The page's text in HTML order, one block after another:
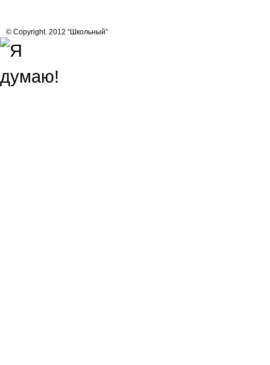
© Copyright. 2012 “Школьный”